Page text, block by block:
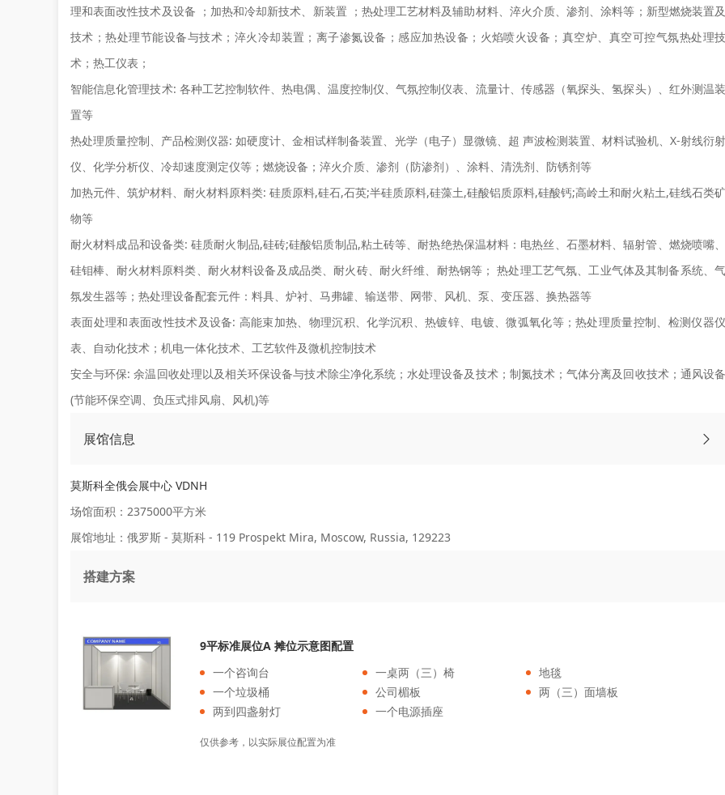
理和表面改性技术及设备 ；加热和冷却新技术、新装置 ；热处理工艺材料及辅助材料、淬火介质、渗剂、涂料等；新型燃烧装置及
技术；热处理节能设备与技术；淬火冷却装置；离子渗氮设备；感应加热设备；火焰喷火设备；真空炉、真空可控气氛热处理技
术；热工仪表；
智能信息化管理技术: 各种工艺控制软件、热电偶、温度控制仪、气氛控制仪表、流量计、传感器（氧探头、氢探头）、红外测温装
置等
热处理质量控制、产品检测仪器: 如硬度计、金相试样制备装置、光学（电子）显微镜、超 声波检测装置、材料试验机、X-射线衍射
仪、化学分析仪、冷却速度测定仪等；燃烧设备；淬火介质、渗剂（防渗剂）、涂料、清洗剂、防锈剂等
加热元件、筑炉材料、耐火材料原料类: 硅质原料,硅石,石英;半硅质原料,硅藻土,硅酸铝质原料,硅酸钙;高岭土和耐火粘土,硅线石类矿
物等
耐火材料成品和设备类: 硅质耐火制品,硅砖;硅酸铝质制品,粘土砖等、耐热绝热保温材料：电热丝、石墨材料、辐射管、燃烧喷嘴、
硅钼棒、耐火材料原料类、耐火材料设备及成品类、耐火砖、耐火纤维、耐热钢等； 热处理工艺气氛、工业气体及其制备系统、气
氛发生器等；热处理设备配套元件：料具、炉衬、马弗罐、输送带、网带、风机、泵、变压器、换热器等
表面处理和表面改性技术及设备: 高能束加热、物理沉积、化学沉积、热镀锌、电镀、微弧氧化等；热处理质量控制、检测仪器仪
表、自动化技术；机电一体化技术、工艺软件及微机控制技术
安全与环保: 余温回收处理以及相关环保设备与技术除尘净化系统；水处理设备及技术；制氮技术；气体分离及回收技术；通风设备
(节能环保空调、负压式排风扇、风机)等
展馆信息
莫斯科全俄会展中心 VDNH
场馆面积：2375000平方米
展馆地址：俄罗斯 - 莫斯科 - 119 Prospekt Mira, Moscow, Russia, 129223
搭建方案
9平标准展位A 摊位示意图配置
一个咨询台
一桌两（三）椅
地毯
一个垃圾桶
公司楣板
两（三）面墙板
两到四盏射灯
一个电源插座
仅供参考，以实际展位配置为准